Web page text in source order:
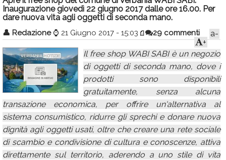
Sport
Eventi
Info Utili
Rubriche
Calendario
Annunci
Inaugurazione giovedì 22 giugno 2017 dalle ore 16.00. Per
dare nuova vita agli oggetti di seconda mano.
👤 Redazione ⌚ 21 Giugno 2017 - 15:03 29 commenti
a-
+
Il free shop WABI SABI è un negozio
di oggetti di seconda mano, dove i
prodotti sono disponibili
gratuitamente, senza alcuna
transazione economica, per offrire un'alternativa al
sistema consumistico, ridurre gli sprechi e donare nuova
dignità agli oggetti usati, oltre che creare una rete sociale
di scambio e condivisione di cultura e conoscenze, attiva
direttamente sul territorio, aderendo a uno stile di vita